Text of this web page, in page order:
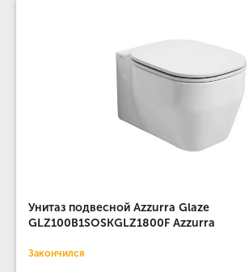
Унитаз подвесной Azzurra Glaze
GLZ100B1SOSKGLZ1800F Azzurra
Закончился